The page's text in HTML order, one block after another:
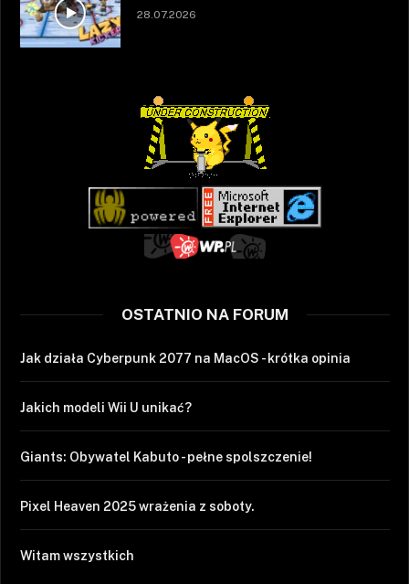
28.07.2026
OSTATNIO NA FORUM
Jak działa Cyberpunk 2077 na MacOS - krótka opinia
Jakich modeli Wii U unikać?
Giants: Obywatel Kabuto - pełne spolszczenie!
Pixel Heaven 2025 wrażenia z soboty.
Witam wszystkich